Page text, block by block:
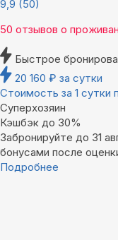
9,9 (50)
50 отзывов о
Быстрое
20 160 ₽ за сутки
Стоимость за 1 сутки
Суперхозяин
Кэшбэк до 30%
Забронируйте до 31
бонусами после
Подробнее